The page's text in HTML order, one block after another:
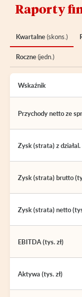
Raporty
Kwartalne(skons.)
Roczne(jedn.)
Wskaźnik
Przychody netto ze
Zysk (strata) z działal.
Zysk (strata) brutto
Zysk (strata) netto
EBITDA (tys. zł)
Aktywa (tys. zł)